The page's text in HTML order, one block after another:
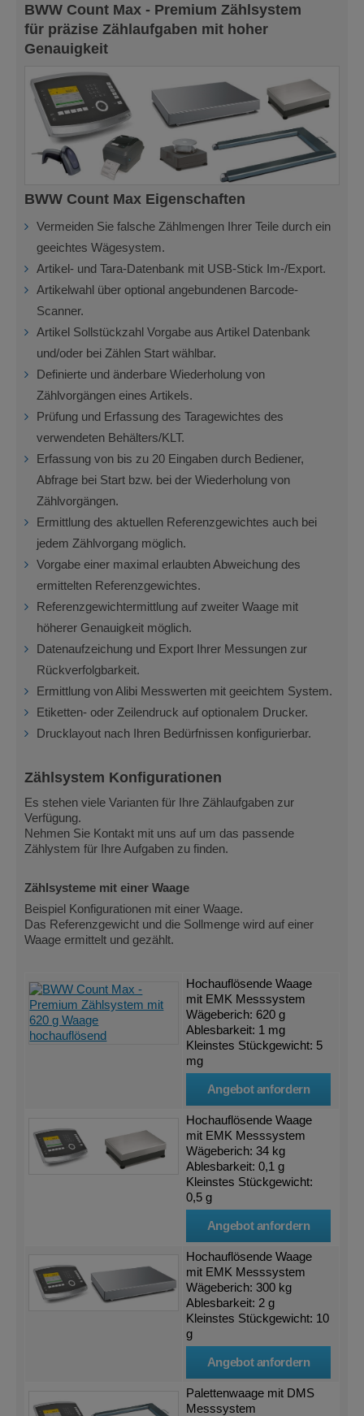
BWW Count Max - Premium Zählsystem
für präzise Zählaufgaben mit hoher
Genauigkeit
BWW Count Max Eigenschaften
Vermeiden Sie falsche Zählmengen Ihrer Teile durch ein
geeichtes Wägesystem.
Artikel- und Tara-Datenbank mit USB-Stick Im-/Export.
Artikelwahl über optional angebundenen Barcode-
Scanner.
Artikel Sollstückzahl Vorgabe aus Artikel Datenbank
und/oder bei Zählen Start wählbar.
Definierte und änderbare Wiederholung von
Zählvorgängen eines Artikels.
Prüfung und Erfassung des Taragewichtes des
verwendeten Behälters/KLT.
Erfassung von bis zu 20 Eingaben durch Bediener,
Abfrage bei Start bzw. bei der Wiederholung von
Zählvorgängen.
Ermittlung des aktuellen Referenzgewichtes auch bei
jedem Zählvorgang möglich.
Vorgabe einer maximal erlaubten Abweichung des
ermittelten Referenzgewichtes.
Referenzgewichtermittlung auf zweiter Waage mit
höherer Genauigkeit möglich.
Datenaufzeichung und Export Ihrer Messungen zur
Rückverfolgbarkeit.
Ermittlung von Alibi Messwerten mit geeichtem System.
Etiketten- oder Zeilendruck auf optionalem Drucker.
Drucklayout nach Ihren Bedürfnissen konfigurierbar.
Zählsystem Konfigurationen
Es stehen viele Varianten für Ihre Zählaufgaben zur
Verfügung.
Nehmen Sie Kontakt mit uns auf um das passende
Zählystem für Ihre Aufgaben zu finden.
Zählsysteme mit einer Waage
Beispiel Konfigurationen mit einer Waage.
Das Referenzgewicht und die Sollmenge wird auf einer
Waage ermittelt und gezählt.
Hochauflösende Waage
mit EMK Messsystem
Wägeberich: 620 g
Ablesbarkeit: 1 mg
Kleinstes Stückgewicht: 5
mg
Angebot anfordern
Hochauflösende Waage
mit EMK Messsystem
Wägeberich: 34 kg
Ablesbarkeit: 0,1 g
Kleinstes Stückgewicht:
0,5 g
Angebot anfordern
Hochauflösende Waage
mit EMK Messsystem
Wägeberich: 300 kg
Ablesbarkeit: 2 g
Kleinstes Stückgewicht: 10
g
Angebot anfordern
Palettenwaage mit DMS
Messsystem